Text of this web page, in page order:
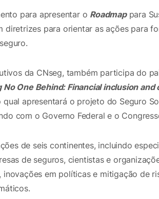
para apresentar o Roadmappara
diretrizes para orientar as ações para
da CNseg, também participa do
No One Behind: Financial inclusion
qual apresentará o projeto do Seguro
com o Governo Federal e o
de seis continentes, incluindo
de seguros, cientistas e
em políticas e mitigação de